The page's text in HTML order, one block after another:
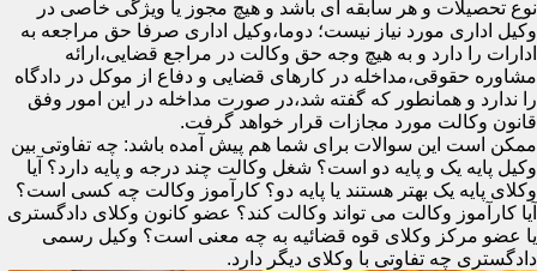
نوع تحصیلات و هر سابقه ای باشد و هیچ مجوز یا ویژگی خاصی در
وکیل اداری مورد نیاز نیست؛ دوما،وکیل اداری صرفا حق مراجعه به
ادارات را دارد و به هیچ وجه حق وکالت در مراجع قضایی،ارائه
مشاوره حقوقی،مداخله در کارهای قضایی و دفاع از موکل در دادگاه
را ندارد و همانطور که گفته شد،در صورت مداخله در این امور وفق
قانون وکالت مورد مجازات قرار خواهد گرفت.
ممکن است این سوالات برای شما هم پیش آمده باشد: چه تفاوتی بین
وکیل پایه یک و پایه دو است؟ شغل وکالت چند درجه و پایه دارد؟ آیا
وکلای پایه یک بهتر هستند یا پایه دو؟ کارآموز وکالت چه کسی است؟
آیا کارآموز وکالت می تواند وکالت کند؟ عضو کانون وکلای دادگستری
یا عضو مرکز وکلای قوه قضائیه به چه معنی است؟ وکیل رسمی
دادگستری چه تفاوتی با وکلای دیگر دارد.